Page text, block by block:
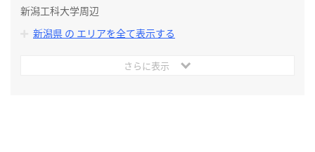
新潟工科大学周辺
新潟県 の エリアを全て表示する
さらに表示